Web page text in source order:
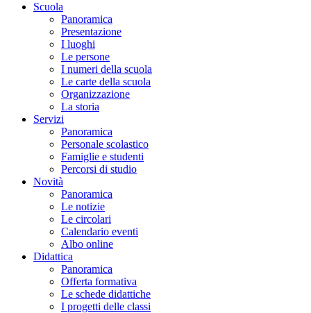
Scuola
Panoramica
Presentazione
I luoghi
Le persone
I numeri della scuola
Le carte della scuola
Organizzazione
La storia
Servizi
Panoramica
Personale scolastico
Famiglie e studenti
Percorsi di studio
Novità
Panoramica
Le notizie
Le circolari
Calendario eventi
Albo online
Didattica
Panoramica
Offerta formativa
Le schede didattiche
I progetti delle classi